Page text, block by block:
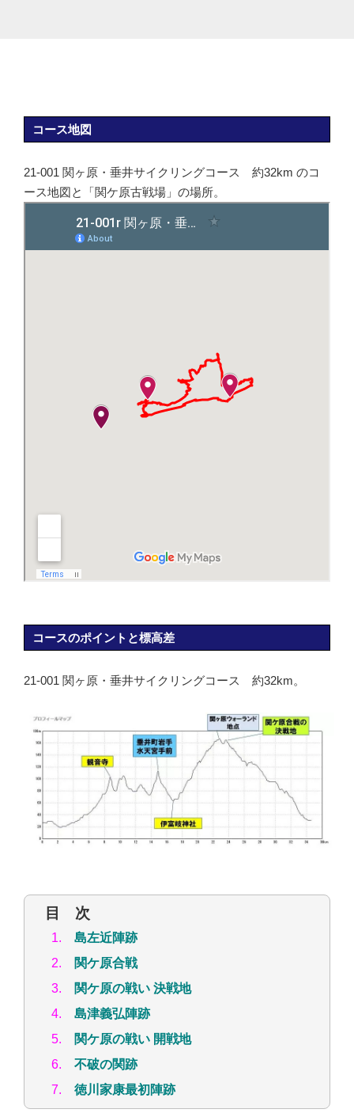
コース地図
21-001 関ヶ原・垂井サイクリングコース 約32km のコ
ース地図と「関ケ原古戦場」の場所。
コースのポイントと標高差
21-001 関ヶ原・垂井サイクリングコース 約32km。
目 次
1. 島左近陣跡
2.
関ケ原合戦
3.
関ケ原の戦い 決戦地
4. 島津義弘陣跡
5.
関ケ原の戦い 開戦地
6. 不破の関跡
7. 徳川家康最初陣跡